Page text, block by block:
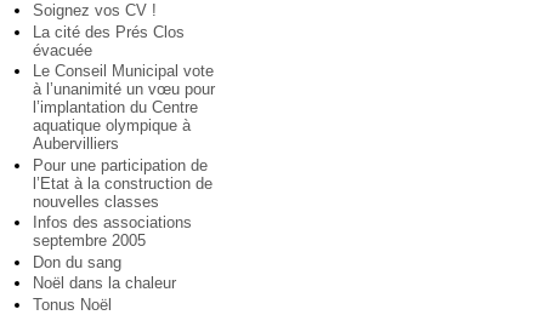
Soignez vos CV !
La cité des Prés Clos
évacuée
Le Conseil Municipal vote
à l’unanimité un vœu pour
l’implantation du Centre
aquatique olympique à
Aubervilliers
Pour une participation de
l’Etat à la construction de
nouvelles classes
Infos des associations
septembre 2005
Don du sang
Noël dans la chaleur
Tonus Noël